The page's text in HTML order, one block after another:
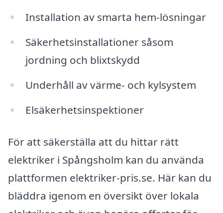
Installation av smarta hem-lösningar
Säkerhetsinstallationer såsom
jordning och blixtskydd
Underhåll av värme- och kylsystem
Elsäkerhetsinspektioner
För att säkerställa att du hittar rätt
elektriker i Spångsholm kan du använda
plattformen elektriker-pris.se. Här kan du
bläddra igenom en översikt över lokala